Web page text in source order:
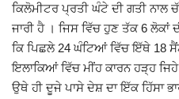
History of Malout
Giddarbaha
ਕਿਲੋਮੀਟਰ ਪ੍ਰਤੀ ਘੰਟੇ ਦੀ ਗਤੀ ਨਾਲ
ਜਾਰੀ ਹੈ । ਜਿਸ ਵਿੱਚ ਹੁਣ ਤੱਕ 6 ਲੋਕਾਂ
ਕਿ ਪਿਛਲੇ 24 ਘੰਟਿਆਂ ਵਿੱਚ ਇੱਥੇ 18
ਇਲਾਕਿਆਂ ਵਿੱਚ ਮੀਂਹ ਕਾਰਨ ਹੜ੍ਹ
ਉਥੇ ਹੀ ਦੂਜੇ ਪਾਸੇ ਦੇਸ਼ ਦਾ ਇੱਕ ਹਿੱਸਾ